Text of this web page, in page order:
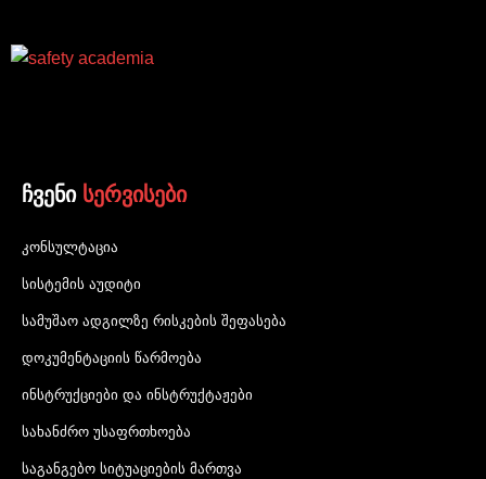
ჩვენი სერვისები
კონსულტაცია
სისტემის აუდიტი
სამუშაო ადგილზე რისკების შეფასება
დოკუმენტაციის წარმოება
ინსტრუქციები და ინსტრუქტაჟები
სახანძრო უსაფრთხოება
საგანგებო სიტუაციების მართვა